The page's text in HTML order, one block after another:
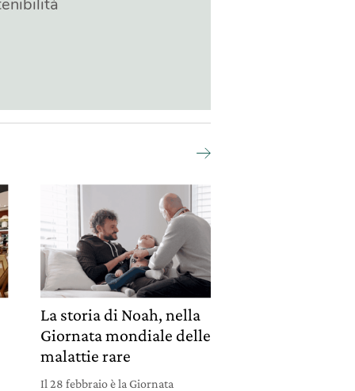
La storia di Noah, nella
Giornata mondiale delle
malattie rare
Il 28 febbraio è la Giornata